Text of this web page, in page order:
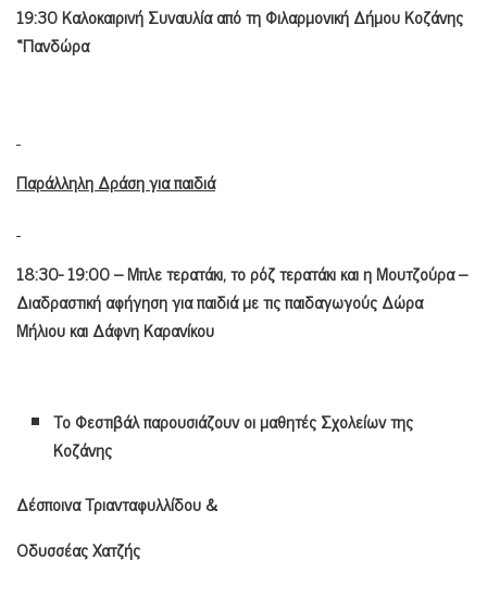
19:30 Καλοκαιρινή Συναυλία από τη Φιλαρμονική Δήμου Κοζάνης
«Πανδώρα
Παράλληλη Δράση για παιδιά
18:30- 19:00 – Μπλε τερατάκι, το ρόζ τερατάκι και η Μουτζούρα –
Διαδραστική αφήγηση για παιδιά με τις παιδαγωγούς Δώρα
Μήλιου και Δάφνη Καρανίκου
Το Φεστιβάλ παρουσιάζουν οι μαθητές Σχολείων της
Κοζάνης
Δέσποινα Τριανταφυλλίδου &
Οδυσσέας Χατζής